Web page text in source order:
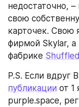
недостаточно,
свою
карточек. Свою
фирмой Skylar, а
фабрике
P.S. Если вдруг
публикации от 1
purple.space,